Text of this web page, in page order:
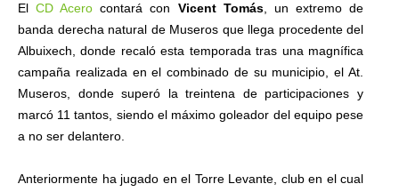
ElCD Acero contará con Vicent Tomás, un extremo de
banda derecha natural de Museros que llega procedente del
Albuixech, donde recaló esta temporada tras una magnífica
campaña realizada en el combinado de su municipio, el At.
Museros, donde superó la treintena de participaciones y
marcó 11 tantos, siendo el máximo goleador del equipo pese
a no ser delantero.
Anteriormente ha jugado en el Torre Levante, club en el cual